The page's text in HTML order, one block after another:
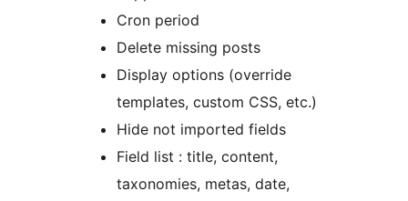
Cron period
Delete missing posts
Display options (override
templates, custom CSS, etc.)
Hide not imported fields
Field list : title, content,
taxonomies, metas, date,